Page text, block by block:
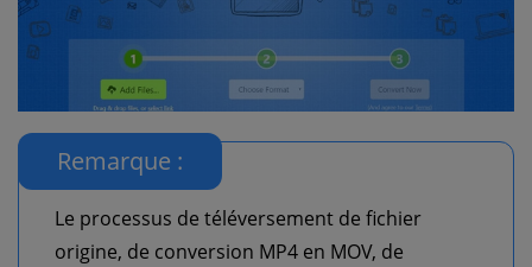
Remarque :
Le processus de téléversement de fichier
origine, de conversion MP4 en MOV, de